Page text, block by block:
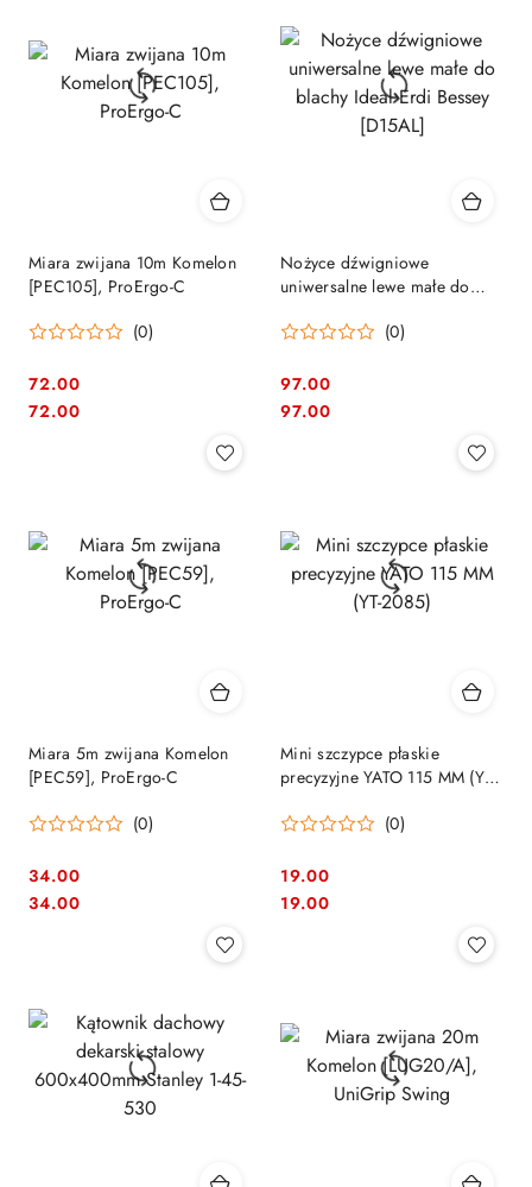
Miara zwijana 10m Komelon
[PEC105], ProErgo-C
(0)
Cena:
72.00
Cena:
72.00
Nożyce dźwigniowe
uniwersalne lewe małe do
[D15AL]
(0)
Cena:
97.00
Cena:
97.00
Miara 5m zwijana Komelon
[PEC59], ProErgo-C
(0)
Cena:
34.00
Cena:
34.00
Mini szczypce płaskie
precyzyjne YATO 115 MM (YT-
(0)
Cena:
19.00
Cena:
19.00